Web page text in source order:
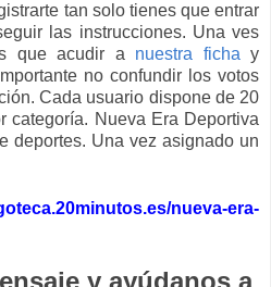
tan solo tienes que entrar
las instrucciones. Una ves
que acudir a nuestra fichay
no confundir los votos
Cada usuario dispone de 20
categoría. Nueva Era Deportiva
deportes. Una vez asignado un
nueva-era-